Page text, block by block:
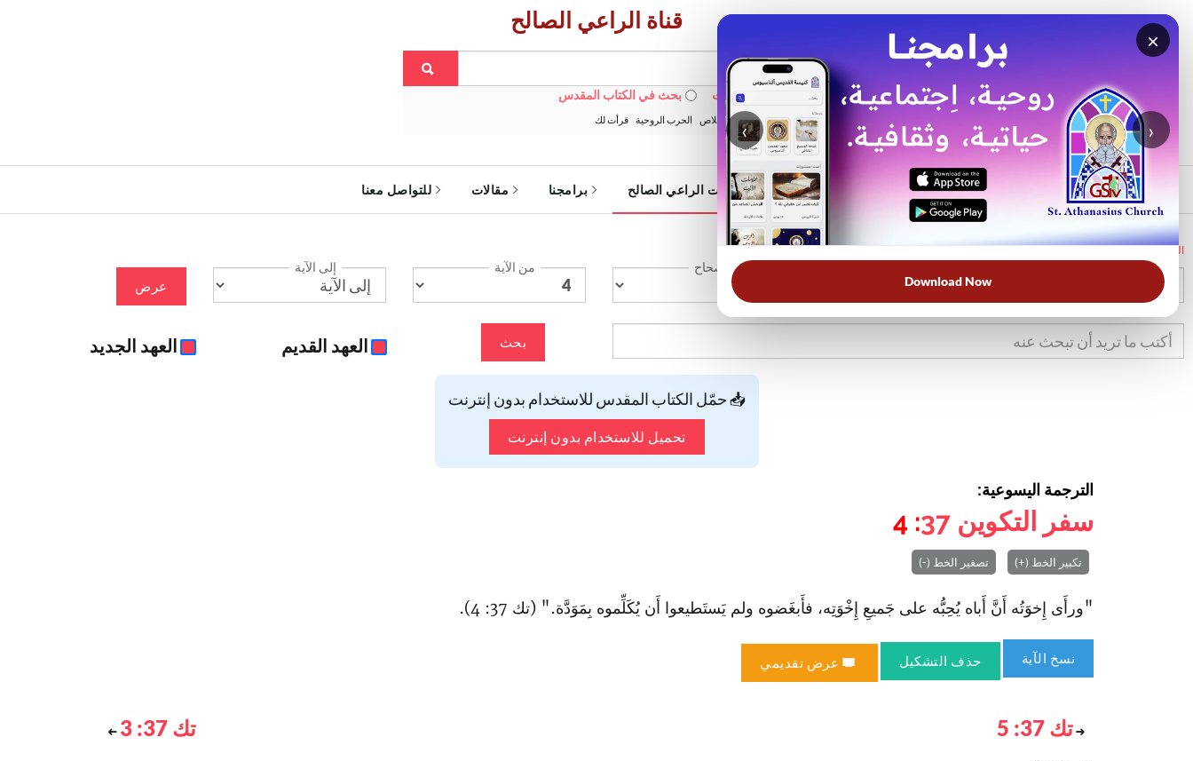
×
‹ ›
Download Now
قناة الراعي الصالح
بحث في الويبسايت بحث في الكتاب المقدس
الأكثر بحثًا: خبزنا اليومي الخلاص الحرب الروحية قرأت لك
الرئيسية خدمات الراعي الصالح برامجنا مقالات للتواصل معنا
الرئيسية
الإصحاح من الآية إلى الآية
عرض
بحث العهد القديم العهد الجديد
📥 حمّل الكتاب المقدس للاستخدام بدون إنترنت
تحميل للاستخدام بدون إنترنت
الترجمة اليسوعية:
سفر التكوين 37
: 4
تكبير الخط (+) تصغير الخط (-)
"ورأَى إِخوَتُه أَنَّ أَباه يُحِبُّه على جَميعِ إِخْوَتِه، فأَبغَضوه ولم يَستَطيعوا أَن يُكَلِّموه بِمَوَدَّة." (تك 37: 4).
نسخ الآية حذف التشكيل عرض تقديمي
تك 37: 5 تك 37: 3